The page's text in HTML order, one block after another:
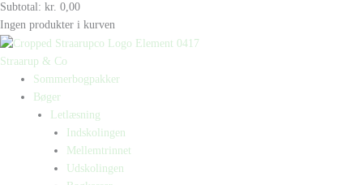
Subtotal: kr. 0,00
Ingen produkter i kurven
Straarup & Co
Sommerbogpakker
Bøger
Letlæsning
Indskolingen
Mellemtrinnet
Udskolingen